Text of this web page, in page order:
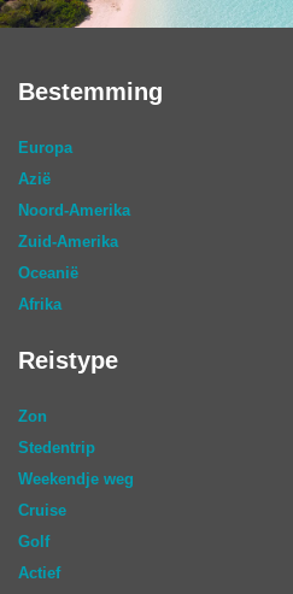
Bestemming
Europa
Azië
Noord-Amerika
Zuid-Amerika
Oceanië
Afrika
Reistype
Zon
Stedentrip
Weekendje weg
Cruise
Golf
Actief